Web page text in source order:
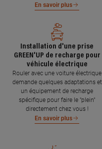
En savoir plus
Installation d'une prise
GREEN'UP de recharge pour
véhicule électrique
Rouler avec une voiture électrique
demande quelques adaptations et
un équipement de recharge
spécifique pour faire le "plein"
directement chez vous !
En savoir plus